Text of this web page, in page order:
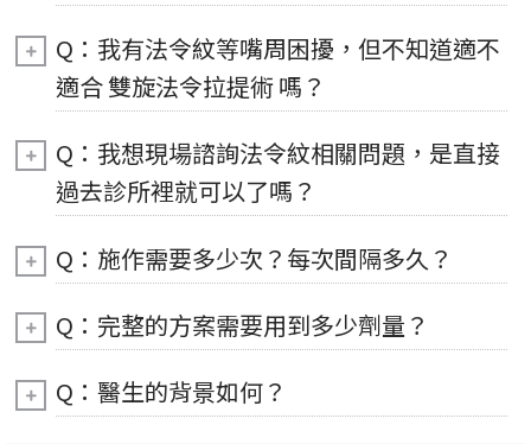
Q：我有法令紋等嘴周困擾，但不知道適不
適合 雙旋法令拉提術 嗎？
Q：我想現場諮詢法令紋相關問題，是直接
過去診所裡就可以了嗎？
Q：施作需要多少次？每次間隔多久？
Q：完整的方案需要用到多少劑量？
Q：醫生的背景如何？